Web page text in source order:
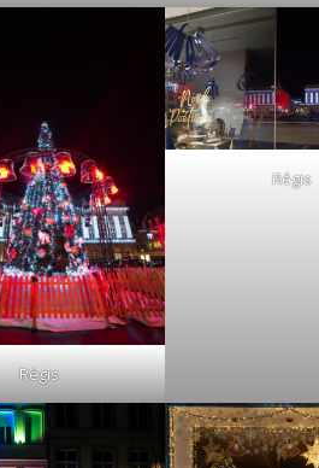
Régis
Régis